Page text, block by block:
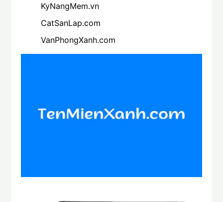
KyNangMem.vn
CatSanLap.com
VanPhongXanh.com